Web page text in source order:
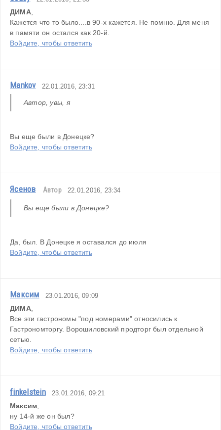
ДИМА,
Кажется что то было....в 90-х кажется. Не помню. Для меня
в памяти он остался как 20-й.
Войдите, чтобы ответить
Mankov 22.01.2016, 23:31
Автор, увы, я
Вы еще были в Донецке?
Войдите, чтобы ответить
Ясенов Автор 22.01.2016, 23:34
Вы еще были в Донецке?
Да, был. В Донецке я оставался до июля
Войдите, чтобы ответить
Максим 23.01.2016, 09:09
ДИМА,
Все эти гастрономы "под номерами" относились к
Гастрономторгу. Ворошиловский продторг был отдельной
сетью.
Войдите, чтобы ответить
finkelstein 23.01.2016, 09:21
Максим
ну 14-й же он был?
Войдите, чтобы ответить